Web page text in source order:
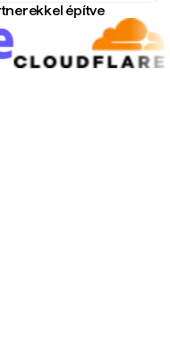
építve